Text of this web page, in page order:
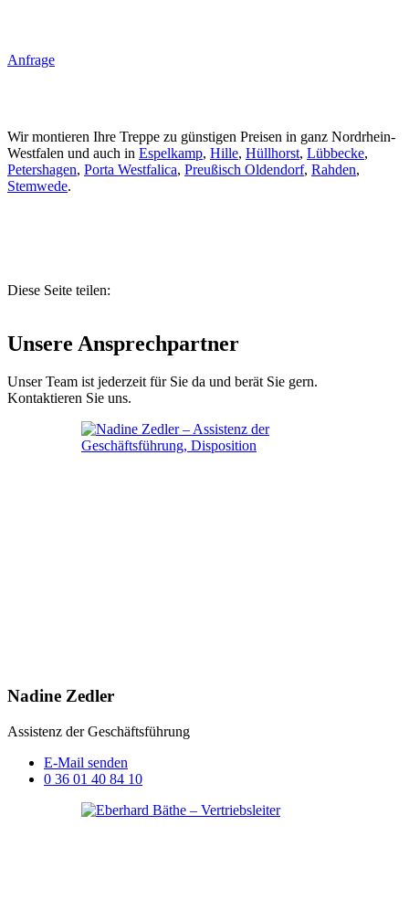
Anfrage
Wir montieren Ihre Treppe zu günstigen Preisen in ganz Nordrhein-
Westfalen und auch in Espelkamp, Hille, Hüllhorst, Lübbecke,
Petershagen, Porta Westfalica, Preußisch Oldendorf, Rahden,
Stemwede.
Diese Seite teilen:
Unsere Ansprechpartner
Unser Team ist jederzeit für Sie da und berät Sie gern.
Kontaktieren Sie uns.
Nadine Zedler
Assistenz der Geschäftsführung
E-Mail senden
0 36 01 40 84 10